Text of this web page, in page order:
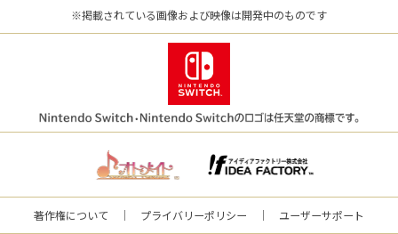
※掲載されている画像および映像は開発中のものです
著作権について プライバリーポリシー ユーザーサポート